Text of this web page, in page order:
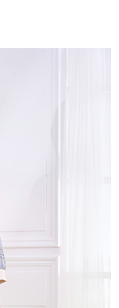
採取法律行動。